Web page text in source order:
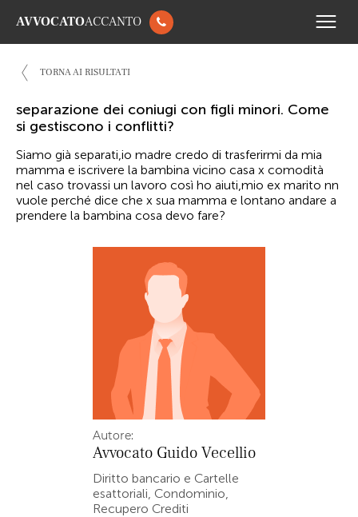
AVVOCATOACCANTO
TORNA AI RISULTATI
separazione dei coniugi con figli minori. Come
si gestiscono i conflitti?
Siamo già separati,io madre credo di trasferirmi da mia
mamma e iscrivere la bambina vicino casa x comodità
nel caso trovassi un lavoro così ho aiuti,mio ex marito nn
vuole perché dice che x sua mamma e lontano andare a
prendere la bambina cosa devo fare?
Autore:
Avvocato Guido Vecellio
Diritto bancario e Cartelle
esattoriali, Condominio,
Recupero Crediti